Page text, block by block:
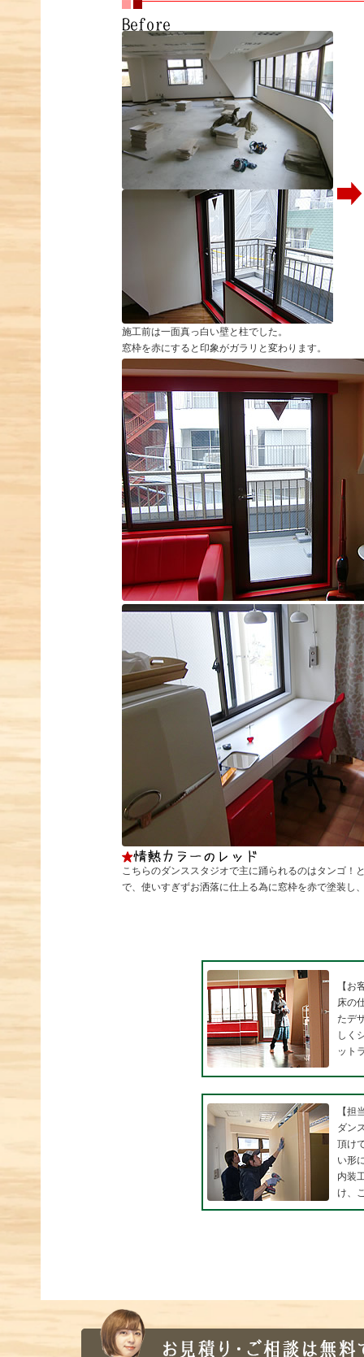
施工前は一面真っ白い壁と柱でした。
窓枠を赤にすると印象がガラリと変わります。
こちらのダンススタジオで主に踊られるのはタンゴ！
で、使いすぎずお洒落に仕上る為に窓枠を赤で塗装し
【お
床の
たデ
しく
ット
【担
ダン
頂け
い形
内装
け、